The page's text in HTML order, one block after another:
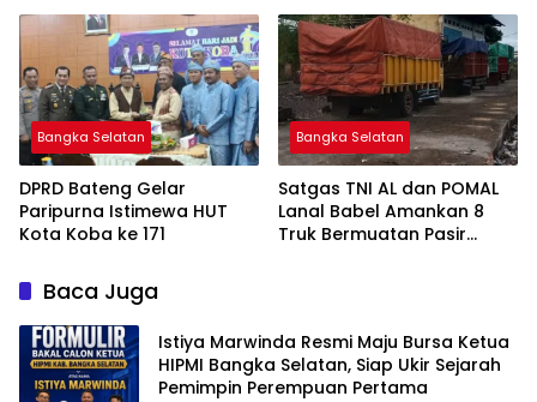
Bangka Selatan
DPRD Bateng Gelar
Paripurna Istimewa HUT
Kota Koba ke 171
Bangka Selatan
Satgas TNI AL dan POMAL
Lanal Babel Amankan 8
Truk Bermuatan Pasir
Baca Juga
Istiya Marwinda Resmi Maju Bursa Ketua
HIPMI Bangka Selatan, Siap Ukir Sejarah
Pemimpin Perempuan Pertama